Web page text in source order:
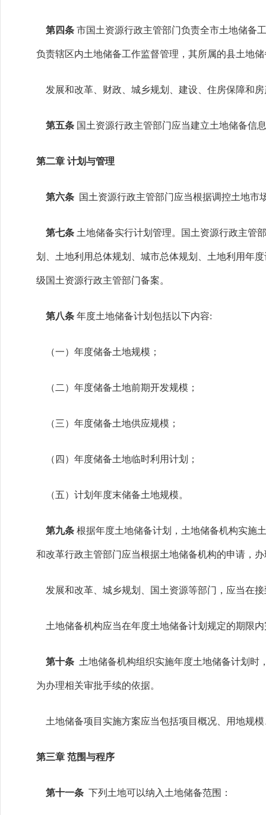
第四条 市国土资源行政主管部门负责全市土地储备
负责辖区内土地储备工作监督管理，其所属的县土地
发展和改革、财政、城乡规划、建设、住房保障和
第五条 国土资源行政主管部门应当建立土地储备信
第二章 计划与管理
第六条 国土资源行政主管部门应当根据调控土地
第七条 土地储备实行计划管理。国土资源行政主管
划、土地利用总体规划、城市总体规划、土地利用年
级国土资源行政主管部门备案。
第八条 年度土地储备计划包括以下内容:
（一）年度储备土地规模；
（二）年度储备土地前期开发规模；
（三）年度储备土地供应规模；
（四）年度储备土地临时利用计划；
（五）计划年度末储备土地规模。
第九条 根据年度土地储备计划，土地储备机构实施
和改革行政主管部门应当根据土地储备机构的申请，
发展和改革、城乡规划、国土资源等部门，应当在
土地储备机构应当在年度土地储备计划规定的期限
第十条 土地储备机构组织实施年度土地储备计划时
为办理相关审批手续的依据。
土地储备项目实施方案应当包括项目概况、用地规
第三章 范围与程序
第十一条 下列土地可以纳入土地储备范围：